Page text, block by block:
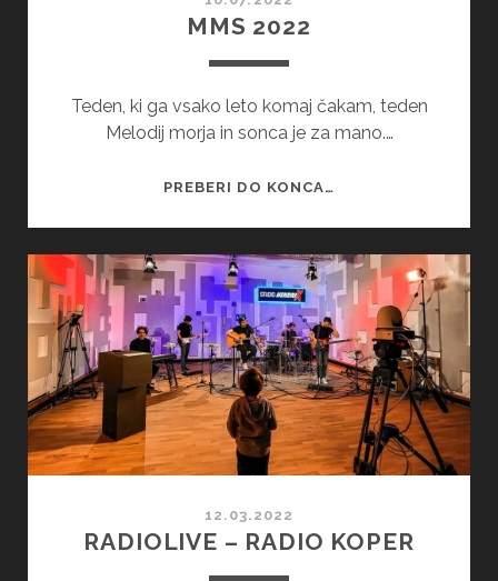
MMS 2022
Teden, ki ga vsako leto komaj čakam, teden
Melodij morja in sonca je za mano.…
PREBERI DO KONCA…
12.03.2022
RADIOLIVE – RADIO KOPER